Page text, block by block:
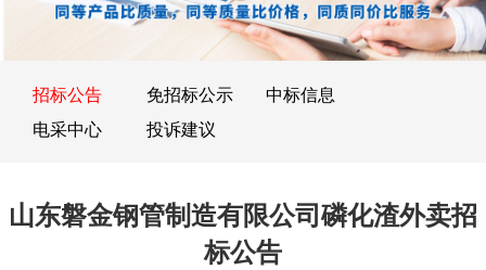
招标公告 免招标公示
中标信息
电采中心
投诉建议
山东磐金钢管制造有限公司磷化渣外卖招
标公告